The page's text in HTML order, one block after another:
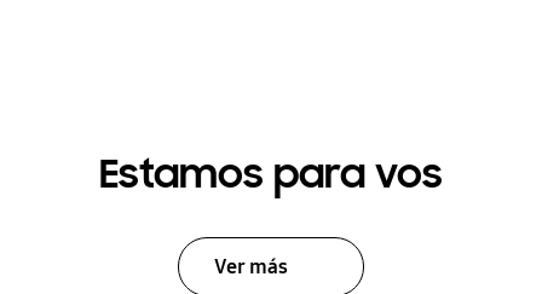
Estamos para vos
Ver más